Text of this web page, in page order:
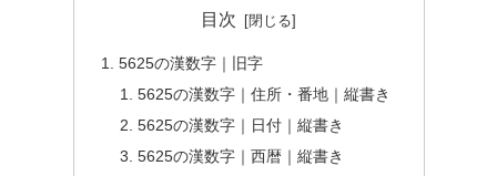
目次
5625の漢数字｜旧字
5625の漢数字｜住所・番地｜縦書き
5625の漢数字｜日付｜縦書き
5625の漢数字｜西暦｜縦書き